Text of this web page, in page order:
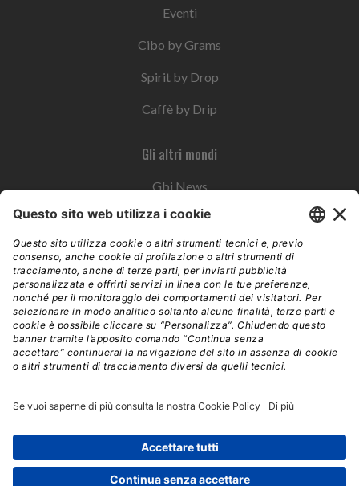
Eventi
Cibo by Grams
Spirit by Drop
Caffè by Drip
Gli altri mondi
Gbi News
Instoremag
Esplora il gruppo
Edra Edizioni
Edizioni LSWR
LSWR Group
Mixer è un prodotto del network Edra Edizioni. Direzione, amministrazione,
redazione, pubblicità | © Copyright 2026 – Tutti i diritti riservati | Partita IVA e C.F.
14392510963